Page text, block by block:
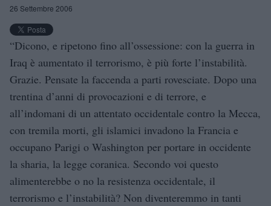
26 Settembre 2006
“Dicono, e ripetono fino all’ossessione: con la guerra in
Iraq è aumentato il terrorismo, è più forte l’instabilità.
Grazie. Pensate la faccenda a parti rovesciate. Dopo una
trentina d’anni di provocazioni e di terrore, e
all’indomani di un attentato occidentale contro la Mecca,
con tremila morti, gli islamici invadono la Francia e
occupano Parigi o Washington per portare in occidente
la sharia, la legge coranica. Secondo voi questo
alimenterebbe o no la resistenza occidentale, il
terrorismo e l’instabilità? Non diventeremmo in tanti